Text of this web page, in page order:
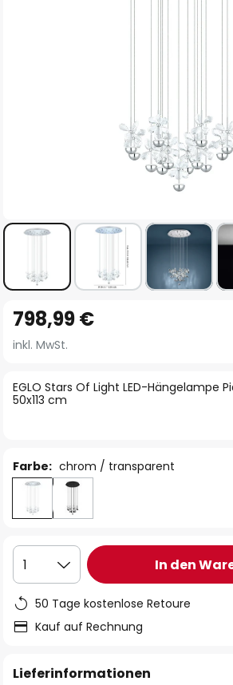
Anfang
der
springen
EGLO Stars Of Light LED-Hängelampe
50x113 cm
798,99 €
inkl. MwSt.
Farbe: chrom / transparent
1 In den
50 Tage kostenlose Retoure
Kauf auf Rechnung
Lieferinformationen